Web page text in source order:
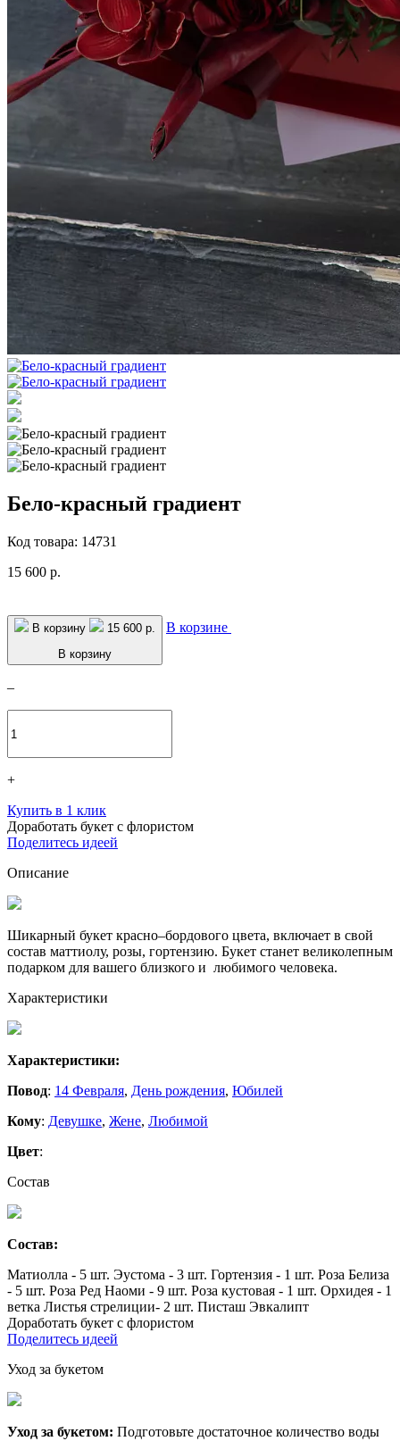
Бело-красный градиент
Код товара: 14731
15 600 р.
В корзину
15 600 р.
В корзину
В корзине
–
+
Купить в 1 клик
Доработать букет с флористом
Поделитесь идеей
Описание
Шикарный букет красно–бордового цвета, включает в свой
состав маттиолу, розы, гортензию. Букет станет великолепным
подарком для вашего близкого и любимого человека.
Характеристики
Характеристики:
Повод: 14 Февраля, День рождения, Юбилей
Кому: Девушке, Жене, Любимой
Цвет:
Состав
Состав:
Матиолла - 5 шт. Эустома - 3 шт. Гортензия - 1 шт. Роза Белиза
- 5 шт. Роза Ред Наоми - 9 шт. Роза кустовая - 1 шт. Орхидея - 1
ветка Листья стрелиции- 2 шт. Писташ Эвкалипт
Доработать букет с флористом
Поделитесь идеей
Уход за букетом
Уход за букетом: Подготовьте достаточное количество воды